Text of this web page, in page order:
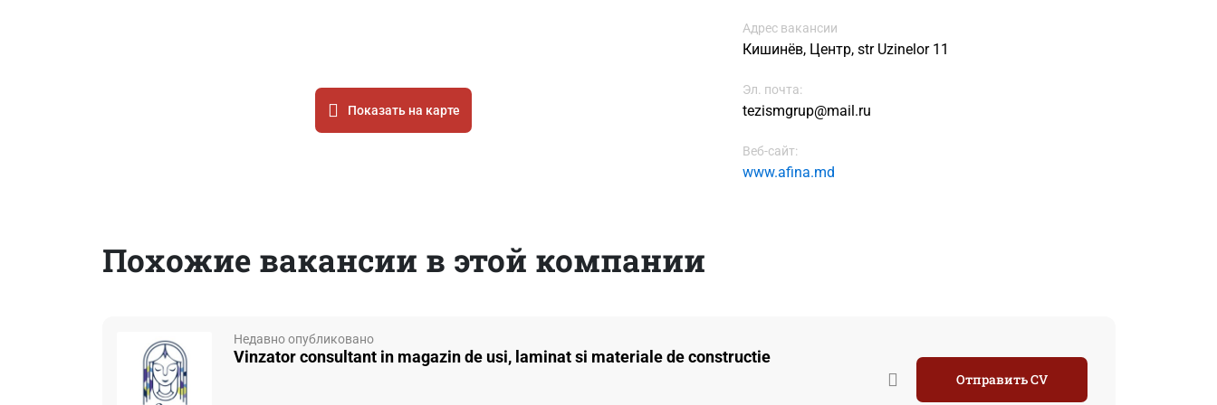
Показать на карте
Адрес вакансии
Кишинёв, Центр, str Uzinelor 11
Эл. почта:
tezismgrup@mail.ru
Веб-сайт:
www.afina.md
Похожие вакансии в этой компании
Недавно опубликовано
Vinzator consultant in magazin de usi, laminat si materiale de constructie
Отправить CV